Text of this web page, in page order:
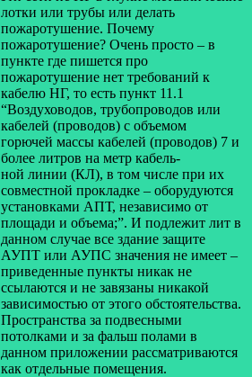
лотки или трубы или делать
пожаротушение. Почему
пожаротушение? Очень просто – в
пункте где пишется про
пожаротушение нет требований к
кабелю НГ, то есть пункт 11.1
“Воздуховодов, трубопроводов или
кабелей (проводов) с объемом
горючей массы кабелей (проводов) 7 и
более литров на метр кабель-
ной линии (КЛ), в том числе при их
совместной прокладке – оборудуются
установками АПТ, независимо от
площади и объема;”. И подлежит лит в
данном случае все здание защите
АУПТ или АУПС значения не имеет –
приведенные пункты никак не
ссылаются и не завязаны никакой
зависимостью от этого обстоятельства.
Пространства за подвесными
потолками и за фальш полами в
данном приложении рассматриваются
как отдельные помещения.